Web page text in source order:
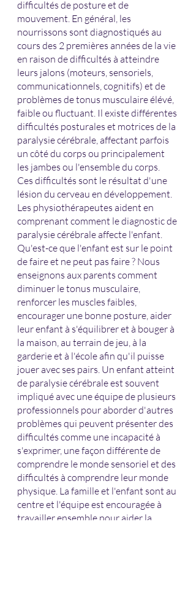
difficultés de posture et de
mouvement. En général, les
nourrissons sont diagnostiqués au
cours des 2 premières années de la vie
en raison de difficultés à atteindre
leurs jalons (moteurs, sensoriels,
communicationnels, cognitifs) et de
problèmes de tonus musculaire élévé,
faible ou fluctuant. Il existe différentes
difficultés posturales et motrices de la
paralysie cérébrale, affectant parfois
un côté du corps ou principalement
les jambes ou l'ensemble du corps.
Ces difficultés sont le résultat d'une
lésion du cerveau en développement.
Les physiothérapeutes aident en
comprenant comment le diagnostic de
paralysie cérébrale affecte l'enfant.
Qu'est-ce que l'enfant est sur le point
de faire et ne peut pas faire ? Nous
enseignons aux parents comment
diminuer le tonus musculaire,
renforcer les muscles faibles,
encourager une bonne posture, aider
leur enfant à s'équilibrer et à bouger à
la maison, au terrain de jeu, à la
garderie et à l'école afin qu'il puisse
jouer avec ses pairs. Un enfant atteint
de paralysie cérébrale est souvent
impliqué avec une équipe de plusieurs
professionnels pour aborder d'autres
problèmes qui peuvent présenter des
difficultés comme une incapacité à
s'exprimer, une façon différente de
comprendre le monde sensoriel et des
difficultés à comprendre leur monde
physique. La famille et l'enfant sont au
centre et l'équipe est encouragée à
travailler ensemble pour aider la